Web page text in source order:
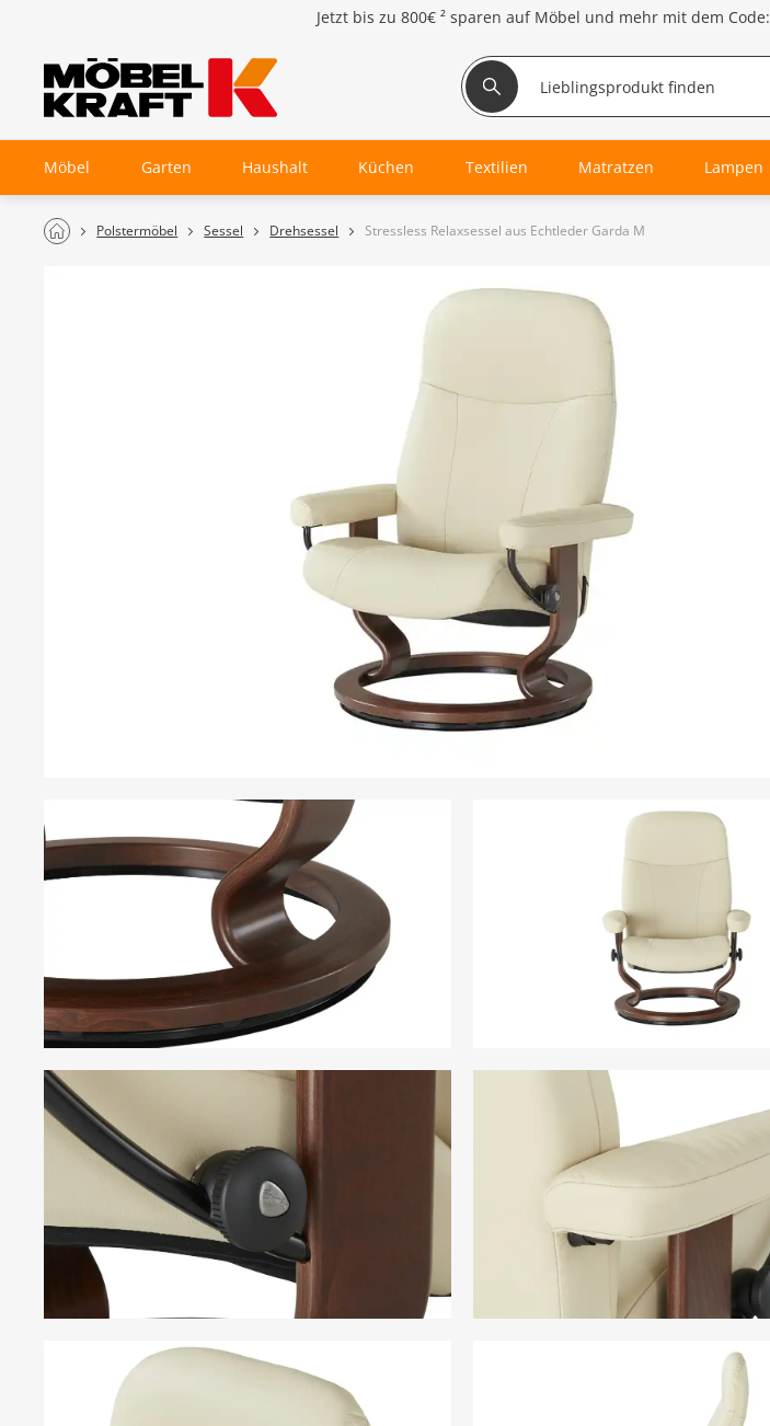
Jetzt bis zu 800€ ² sparen auf Möbel und mehr mit dem Code:
Möbel Garten Haushalt Küchen Textilien Matratzen Lampen
Polstermöbel Sessel Drehsessel Stressless Relaxsessel aus Echtleder Garda M